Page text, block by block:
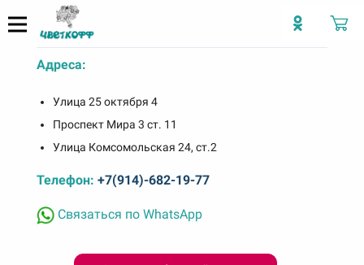
Адреса:
Улица 25 октября 4
Проспект Мира 3 ст. 11
Улица Комсомольская 24, ст.2
Телефон: +7(914)-682-19-77
Связаться по WhatsApp